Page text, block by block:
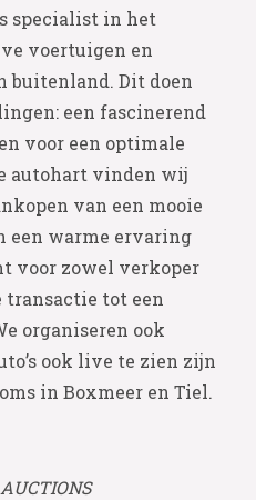
specialist in het
voertuigen en
buitenland. Dit doen
een fascinerend
voor een optimale
autohart vinden wij
van een mooie
een warme ervaring
voor zowel verkoper
transactie tot een
organiseren ook
ook live te zien zijn
in Boxmeer en Tiel.